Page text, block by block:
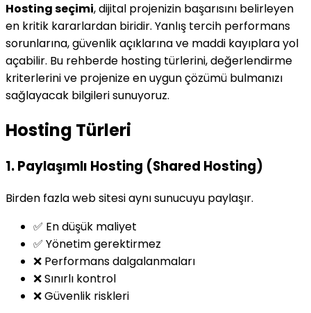
Hosting seçimi, dijital projenizin başarısını belirleyen
en kritik kararlardan biridir. Yanlış tercih performans
sorunlarına, güvenlik açıklarına ve maddi kayıplara yol
açabilir. Bu rehberde hosting türlerini, değerlendirme
kriterlerini ve projenize en uygun çözümü bulmanızı
sağlayacak bilgileri sunuyoruz.
Hosting Türleri
1. Paylaşımlı Hosting (Shared Hosting)
Birden fazla web sitesi aynı sunucuyu paylaşır.
✅ En düşük maliyet
✅ Yönetim gerektirmez
❌ Performans dalgalanmaları
❌ Sınırlı kontrol
❌ Güvenlik riskleri